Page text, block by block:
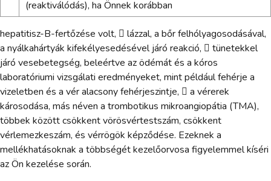
(reaktiválódás), ha Önnek korábban
hepatitisz-B-fertőzése volt,  lázzal, a bőr felhólyagosodásával,
a nyálkahártyák kifekélyesedésével járó reakció,  tünetekkel
járó vesebetegség, beleértve az ödémát és a kóros
laboratóriumi vizsgálati eredményeket, mint például fehérje a
vizeletben és a vér alacsony fehérjeszintje,  a vérerek
károsodása, más néven a trombotikus mikroangiopátia (TMA),
többek között csökkent vörösvértestszám, csökkent
vérlemezkeszám, és vérrögök képződése. Ezeknek a
mellékhatásoknak a többségét kezelőorvosa figyelemmel kíséri
az Ön kezelése során.